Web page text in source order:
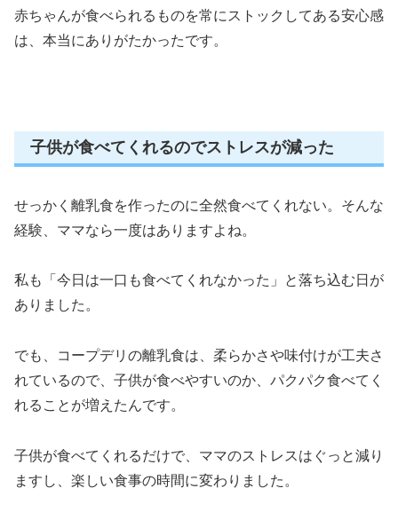
赤ちゃんが食べられるものを常にストックしてある安心感
は、本当にありがたかったです。
子供が食べてくれるのでストレスが減った
せっかく離乳食を作ったのに全然食べてくれない。そんな
経験、ママなら一度はありますよね。
私も「今日は一口も食べてくれなかった」と落ち込む日が
ありました。
でも、コープデリの離乳食は、柔らかさや味付けが工夫さ
れているので、子供が食べやすいのか、パクパク食べてく
れることが増えたんです。
子供が食べてくれるだけで、ママのストレスはぐっと減り
ますし、楽しい食事の時間に変わりました。